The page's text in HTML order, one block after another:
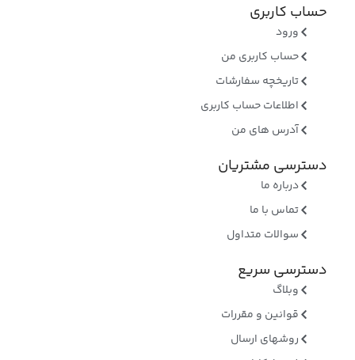
حساب کاربری
ورود
حساب کاربری من
تاریخچه سفارشات
اطلاعات حساب کاربری
آدرس های من
دسترسی مشتریان
درباره ما
تماس با ما
سوالات متداول
دسترسی سریع
وبلاگ
قوانین و مقررات
روشهای ارسال